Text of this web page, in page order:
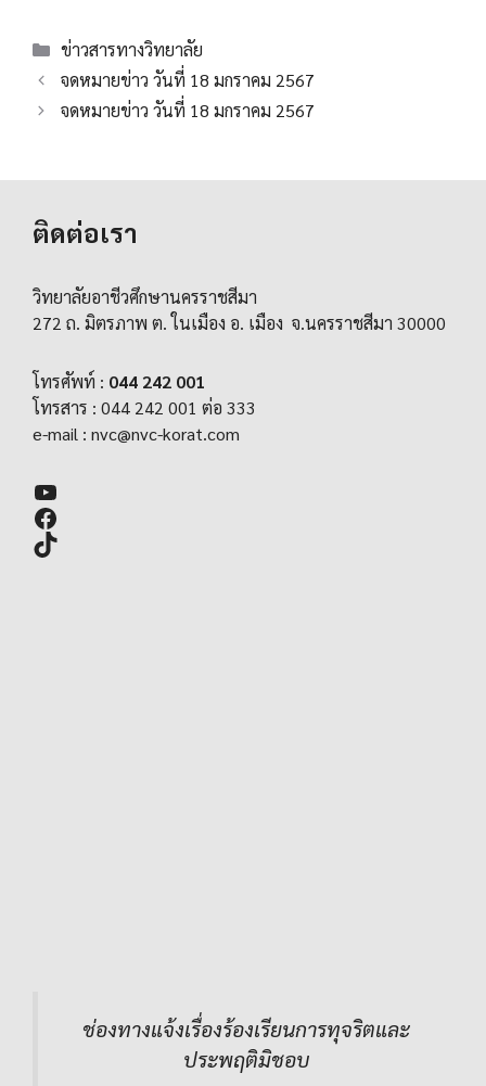
Categories
ข่าวสารทางวิทยาลัย
จดหมายข่าว วันที่ 18 มกราคม 2567
จดหมายข่าว วันที่ 18 มกราคม 2567
ติดต่อเรา
วิทยาลัยอาชีวศึกษานครราชสีมา
272 ถ. มิตรภาพ ต. ในเมือง อ. เมือง จ.นครราชสีมา 30000
โทรศัพท์ : 044 242 001
โทรสาร : 044 242 001 ต่อ 333
e-mail : nvc@nvc-korat.com
YouTube
Facebook
TikTok
ช่องทางแจ้งเรื่องร้องเรียนการทุจริตและ
ประพฤติมิชอบ